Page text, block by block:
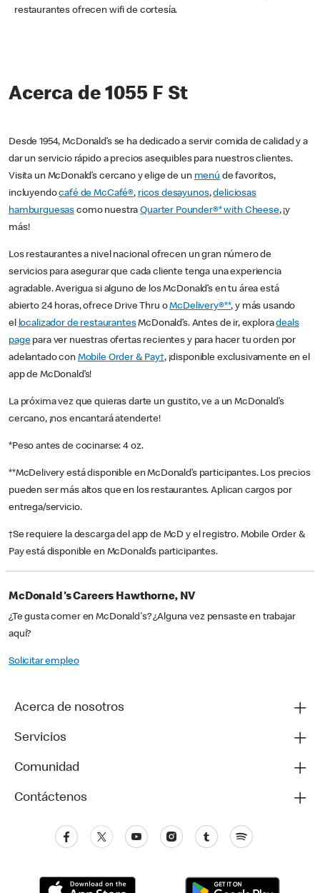
restaurantes ofrecen wifi de cortesía.
Acerca de 1055 F St
Desde 1954, McDonald’s se ha dedicado a servir comida de calidad y a
dar un servicio rápido a precios asequibles para nuestros clientes.
Visita un McDonald’s cercano y elige de un menú de favoritos,
incluyendocafé de McCafé®, ricos desayunos,deliciosas
hamburguesas como nuestraQuarter Pounder®* with Cheese, ¡y
más!
Los restaurantes a nivel nacional ofrecen un gran número de
servicios para asegurar que cada cliente tenga una experiencia
agradable. Averigua si alguno de los McDonald’s en tu área está
abierto 24 horas, ofrece Drive Thru oMcDelivery®**, y más usando
el localizador de restaurantesMcDonald’s. Antes de ir, exploradeals
pagepara ver nuestras ofertas recientes y para hacer tu orden por
adelantado con Mobile Order & Pay†, ¡disponible exclusivamente en el
app de McDonald’s!
La próxima vez que quieras darte un gustito, ve a un McDonald’s
cercano, ¡nos encantará atenderte!
*Peso antes de cocinarse: 4 oz.
**McDelivery está disponible en McDonald’s participantes. Los precios
pueden ser más altos que en los restaurantes. Aplican cargos por
entrega/servicio.
†Se requiere la descarga del app de McD y el registro. Mobile Order &
Pay está disponible en McDonald’s participantes.
McDonald's Careers Hawthorne, NV
¿Te gusta comer en McDonald's? ¿Alguna vez pensaste en trabajar
aquí?
Solicitar empleo
Acerca de nosotros
Servicios
Comunidad
Contáctenos